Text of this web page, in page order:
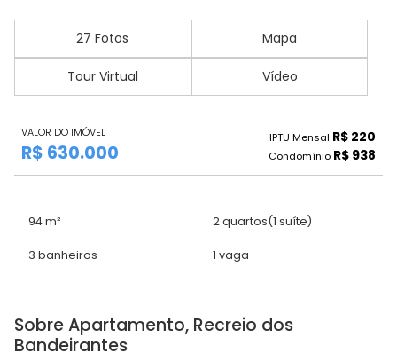
27 Fotos Mapa
Tour Virtual Vídeo
VALOR DO IMÓVEL
R$ 630.000
IPTU Mensal R$ 220
Condomínio R$ 938
94 m² 2 quartos(1 suíte)
3 banheiros 1 vaga
Sobre Apartamento, Recreio dos
Bandeirantes